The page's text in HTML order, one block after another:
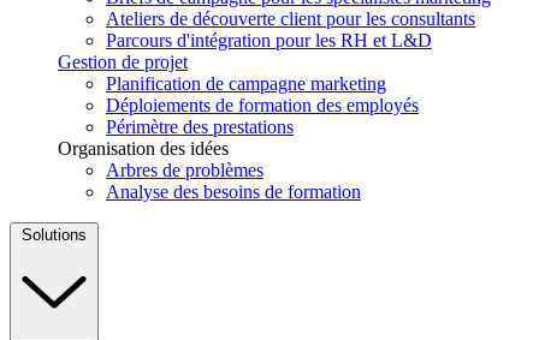
Ateliers de découverte client pour les consultants
Parcours d'intégration pour les RH et L&D
Gestion de projet
Planification de campagne marketing
Déploiements de formation des employés
Périmètre des prestations
Organisation des idées
Arbres de problèmes
Analyse des besoins de formation
Solutions